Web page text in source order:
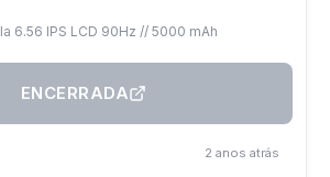
6.56 IPS LCD 90Hz // 5000 mAh
ENCERRADA
2 anos atrás